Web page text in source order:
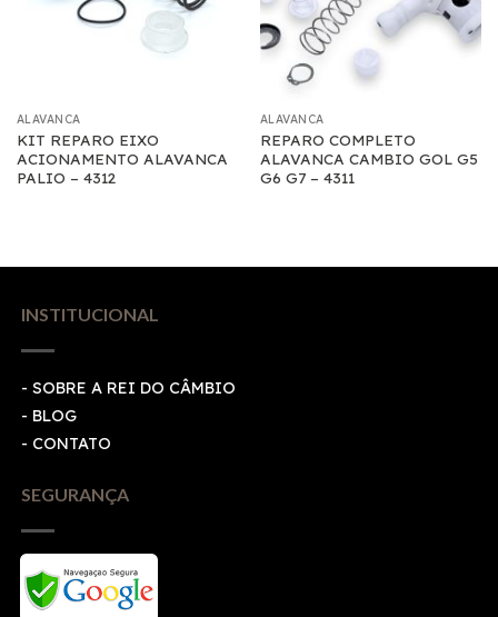
ALAVANCA
KIT REPARO EIXO
ACIONAMENTO ALAVANCA
PALIO – 4312
ALAVANCA
REPARO COMPLETO
ALAVANCA CAMBIO GOL G5
G6 G7 – 4311
INSTITUCIONAL
- SOBRE A REI DO CÂMBIO
- BLOG
- CONTATO
SEGURANÇA